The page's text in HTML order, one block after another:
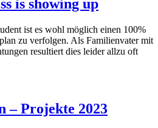
is showing up
ist es wohl möglich einen 100%
zu verfolgen. Als Familienvater mit
resultiert dies leider allzu oft
– Projekte 2023